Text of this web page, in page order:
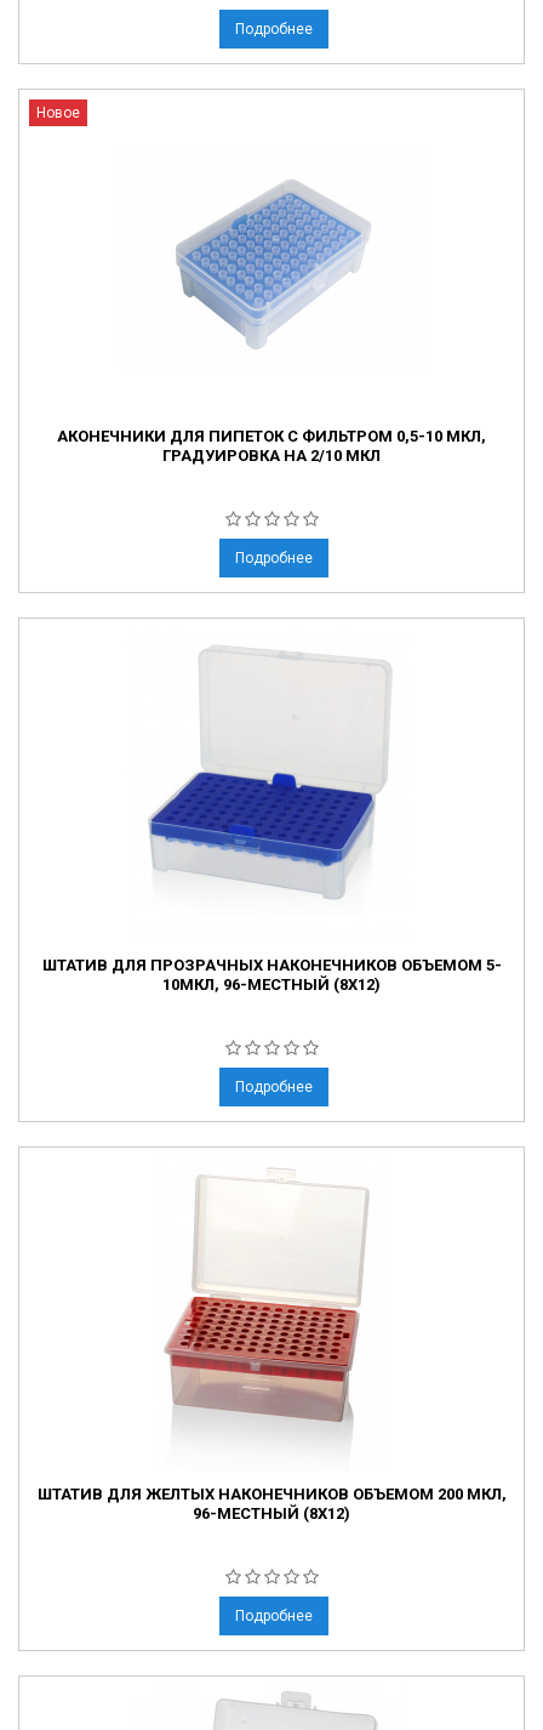
Подробнее
Новое
АКОНЕЧНИКИ ДЛЯ ПИПЕТОК С ФИЛЬТРОМ 0,5-10 МКЛ,
ГРАДУИРОВКА НА 2/10 МКЛ
Подробнее
ШТАТИВ ДЛЯ ПРОЗРАЧНЫХ НАКОНЕЧНИКОВ ОБЪЕМОМ 5-
10МКЛ, 96-МЕСТНЫЙ (8X12)
Подробнее
ШТАТИВ ДЛЯ ЖЕЛТЫХ НАКОНЕЧНИКОВ ОБЪЕМОМ 200 МКЛ,
96-МЕСТНЫЙ (8X12)
Подробнее